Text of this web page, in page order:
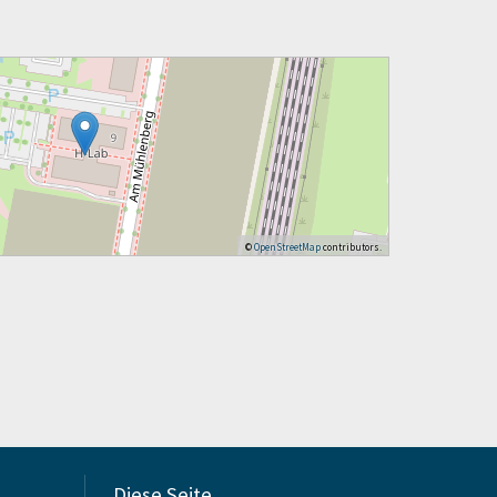
©OpenStreetMapcontributors.